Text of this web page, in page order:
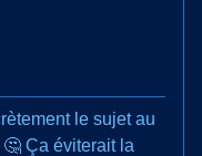
le sujet au
Ça éviterait la